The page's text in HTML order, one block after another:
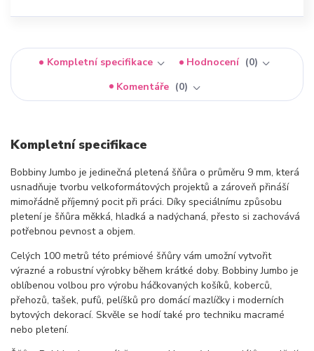
Kompletní specifikace Hodnocení
0
Komentáře
0
Kompletní specifikace
Bobbiny Jumbo je jedinečná pletená šňůra o průměru 9 mm, která
usnadňuje tvorbu velkoformátových projektů a zároveň přináší
mimořádně příjemný pocit při práci. Díky speciálnímu způsobu
pletení je šňůra měkká, hladká a nadýchaná, přesto si zachovává
potřebnou pevnost a objem.
Celých 100 metrů této prémiové šňůry vám umožní vytvořit
výrazné a robustní výrobky během krátké doby. Bobbiny Jumbo je
oblíbenou volbou pro výrobu háčkovaných košíků, koberců,
přehozů, tašek, pufů, pelíšků pro domácí mazlíčky i moderních
bytových dekorací. Skvěle se hodí také pro techniku macramé
nebo pletení.